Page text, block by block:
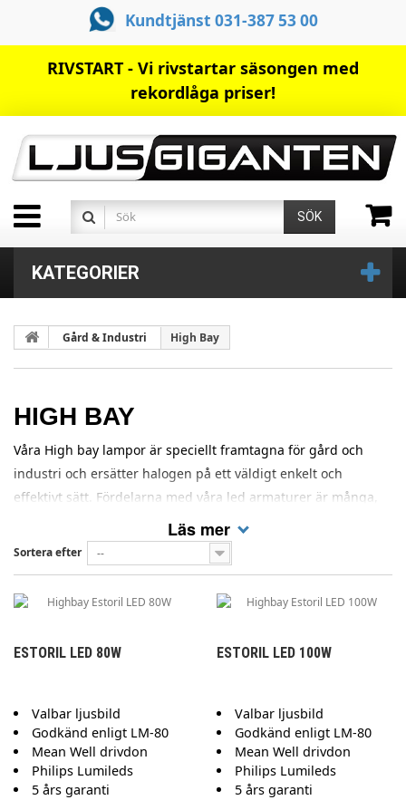
Kundtjänst 031-387 53 00
RIVSTART - Vi rivstartar säsongen med
rekordlåga priser!
SÖK
KATEGORIER
Gård & Industri High Bay
HIGH BAY
Våra High bay lampor är speciellt framtagna för gård och
industri och ersätter halogen på ett väldigt enkelt och
effektivt sätt. Fördelarna med våra led armaturer är många,
förutom stora kostnadsbesparingar genom lägre
energiförbrukning så är led belysning betydligt mer
miljövänlig och skonsam mot miljön. Våra high bay används
både i lagerlokaler, fabriker, lantbruk m.m.
Läs mer
Sortera efter --
ESTORIL LED 80W
Valbar ljusbild
Godkänd enligt LM-80
Mean Well drivdon
Philips Lumileds
5 års garanti
ESTORIL LED 100W
Valbar ljusbild
Godkänd enligt LM-80
Mean Well drivdon
Philips Lumileds
5 års garanti